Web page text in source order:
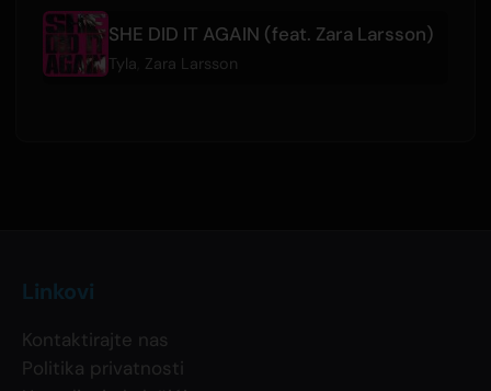
SHE DID IT AGAIN (feat. Zara Larsson)
Tyla Zara Larsson
Linkovi
Kontaktirajte nas
Politika privatnosti